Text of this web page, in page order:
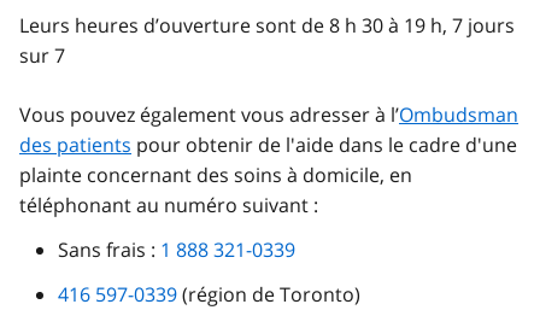
Leurs heures d’ouverture sont de 8 h 30 à 19 h, 7 jours
sur 7
Vous pouvez également vous adresser à l’Ombudsman
des patients pour obtenir de l'aide dans le cadre d'une
plainte concernant des soins à domicile, en
téléphonant au numéro suivant :
Sans frais : 1 888 321-0339
416 597-0339(région de Toronto)